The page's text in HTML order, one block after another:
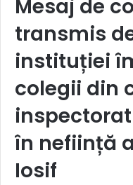
Mesaj de
transmis
instituției
colegii din
în neființă
Iosif